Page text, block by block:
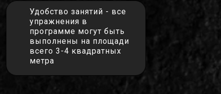
Удобство занятий - все
упражнения в
программе могут быть
выполнены на площади
всего 3-4 квадратных
метра